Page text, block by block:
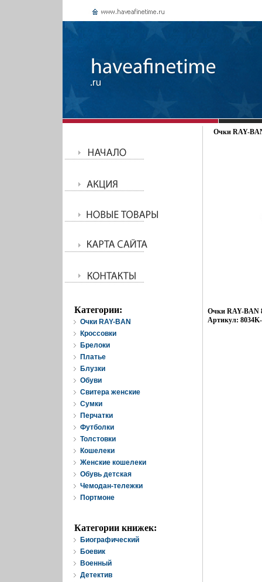
Категории:
Очки RAY-BAN
Кроссовки
Брелоки
Платье
Блузки
Обуви
Свитера женские
Cумки
Перчатки
Футболки
Толстовки
Кошелеки
Женские кошелеки
Обувь детская
Чемодан-тележки
Портмоне
Категории книжек:
Биографический
Боевик
Военный
Детектив
Очки RAY-
Очки RAY-BAN
Артикул: